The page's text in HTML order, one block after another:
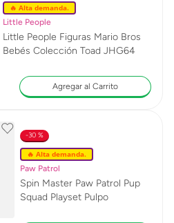
🔥 Alta demanda.
Little People
Little People Figuras Mario Bros
Bebés Colección Toad JHG64
Agregar al Carrito
30 %
🔥 Alta demanda.
Paw Patrol
Spin Master Paw Patrol Pup
Squad Playset Pulpo